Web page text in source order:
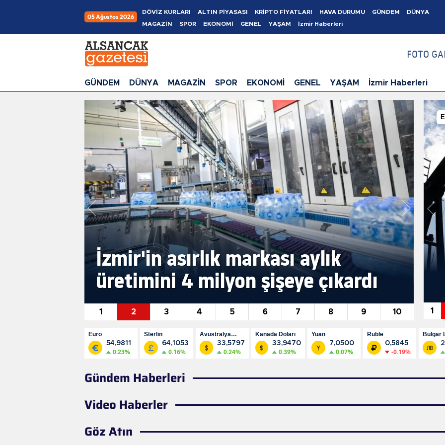
05 Ağustos 2026
DÖVİZ KURLARI ALTIN PİYASASI KRİPTO FİYATLARI HAVA DURUMU GÜNDEM
DÜNYA
MAGAZİN
SPOR EKONOMİ GENEL YAŞAM İzmir Haberleri
FOTO
GÜNDEM DÜNYA MAGAZİN SPOR EKONOMİ GENEL YAŞAM İzmir Haberleri
İzmir'in asırlık markası aylık
üretimini 4 milyon şişeye çıkardı
1 2 3 4 5 6 7 8 9 10
İzmir Haberleri
İzmir İtfaiyesi,
Buca'dan Gaziemir'e
ulaşan yangına karşı
siper oldu
İzmir Haberleri
İZSU'dan 40 milyon
liralık tasarruf
1
Euro
54,9811
0.23%
Sterlin
64,1053
0.16%
Avustralya
Doları 33,5797
0.24%
Kanada Doları
33,9470
0.39%
Yuan
7,0500
0.07%
Ruble
0,5845
-0.19%
Bulgar
Gündem Haberleri
Video Haberler
Göz Atın